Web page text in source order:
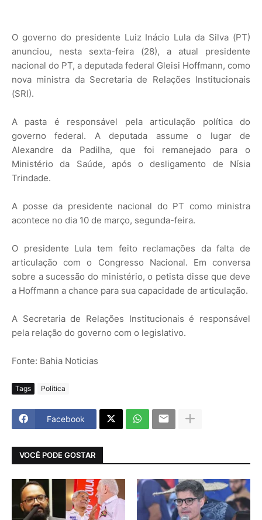
O governo do presidente Luiz Inácio Lula da Silva (PT)
anunciou, nesta sexta-feira (28), a atual presidente
nacional do PT, a deputada federal Gleisi Hoffmann, como
nova ministra da Secretaria de Relações Institucionais
(SRI).
A pasta é responsável pela articulação política do
governo federal. A deputada assume o lugar de
Alexandre da Padilha, que foi remanejado para o
Ministério da Saúde, após o desligamento de Nísia
Trindade.
A posse da presidente nacional do PT como ministra
acontece no dia 10 de março, segunda-feira.
O presidente Lula tem feito reclamações da falta de
articulação com o Congresso Nacional. Em conversa
sobre a sucessão do ministério, o petista disse que deve
a Hoffmann a chance para sua capacidade de articulação.
A Secretaria de Relações Institucionais é responsável
pela relação do governo com o legislativo.
Fonte: Bahia Noticias
Tags Política
Facebook
VOCÊ PODE GOSTAR